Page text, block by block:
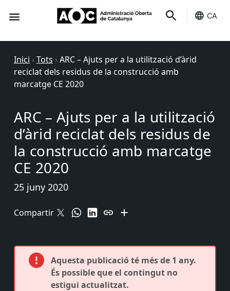
CA
Inici › Tots › ARC – Ajuts per a la utilització d’àrid
reciclat dels residus de la construcció amb
marcatge CE 2020
ARC – Ajuts per a la utilització
d’àrid reciclat dels residus de
la construcció amb marcatge
CE 2020
25 juny 2020
Compartir
Aquesta publicació té més de 1 any.
És possible que el contingut no
estigui actualitzat.